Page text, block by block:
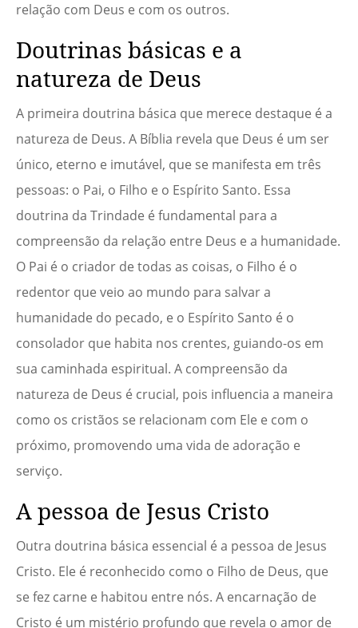
relação com Deus e com os outros.
Doutrinas básicas e a
natureza de Deus
A primeira doutrina básica que merece destaque é a
natureza de Deus. A Bíblia revela que Deus é um ser
único, eterno e imutável, que se manifesta em três
pessoas: o Pai, o Filho e o Espírito Santo. Essa
doutrina da Trindade é fundamental para a
compreensão da relação entre Deus e a humanidade.
O Pai é o criador de todas as coisas, o Filho é o
redentor que veio ao mundo para salvar a
humanidade do pecado, e o Espírito Santo é o
consolador que habita nos crentes, guiando-os em
sua caminhada espiritual. A compreensão da
natureza de Deus é crucial, pois influencia a maneira
como os cristãos se relacionam com Ele e com o
próximo, promovendo uma vida de adoração e
serviço.
A pessoa de Jesus Cristo
Outra doutrina básica essencial é a pessoa de Jesus
Cristo. Ele é reconhecido como o Filho de Deus, que
se fez carne e habitou entre nós. A encarnação de
Cristo é um mistério profundo que revela o amor de